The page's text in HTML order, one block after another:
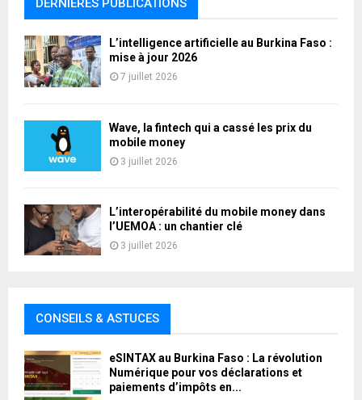
DERNIERES PUBLICATIONS
L’intelligence artificielle au Burkina Faso :
mise à jour 2026
7 juillet 2026
Wave, la fintech qui a cassé les prix du
mobile money
3 juillet 2026
L’interopérabilité du mobile money dans
l’UEMOA : un chantier clé
3 juillet 2026
CONSEILS & ASTUCES
eSINTAX au Burkina Faso : La révolution
Numérique pour vos déclarations et
paiements d’impôts en...